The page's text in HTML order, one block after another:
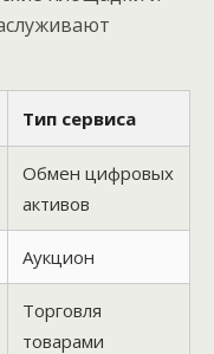
Тип сервиса
Обмен цифровых
активов
Аукцион
Торговля
товарами